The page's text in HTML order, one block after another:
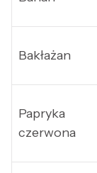
Bakłażan
Papryka
czerwona